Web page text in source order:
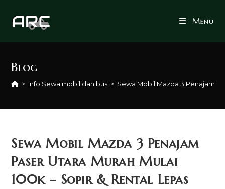
Menu
Blog
> Info Sewa mobil dan bus > Sewa Mobil Mazda 3 Penajam
Sewa Mobil Mazda 3 Penajam
Paser Utara Murah Mulai
100k – Sopir & Rental Lepas